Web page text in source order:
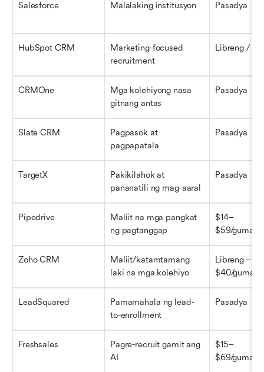
Salesforce Malalaking institusyon Pasadya
HubSpot CRM
Marketing-focused
recruitment
Libreng /
CRMOne
Mga kolehiyong nasa
gitnang antas
Pasadya
Slate CRM
Pagpasok at
pagpapatala
Pasadya
TargetX
Pakikilahok at
pananatili ng mag-aaral
Pasadya
Pipedrive
Maliit na mga pangkat
ng pagtanggap
$14–
$59/
Zoho CRM
Maliit/katamtamang
laki na mga kolehiyo
Libreng –
$40/
LeadSquared
Pamamahala ng lead-
to-enrollment
Pasadya
Freshsales
Pagre-recruit gamit ang
AI
$15–
$69/